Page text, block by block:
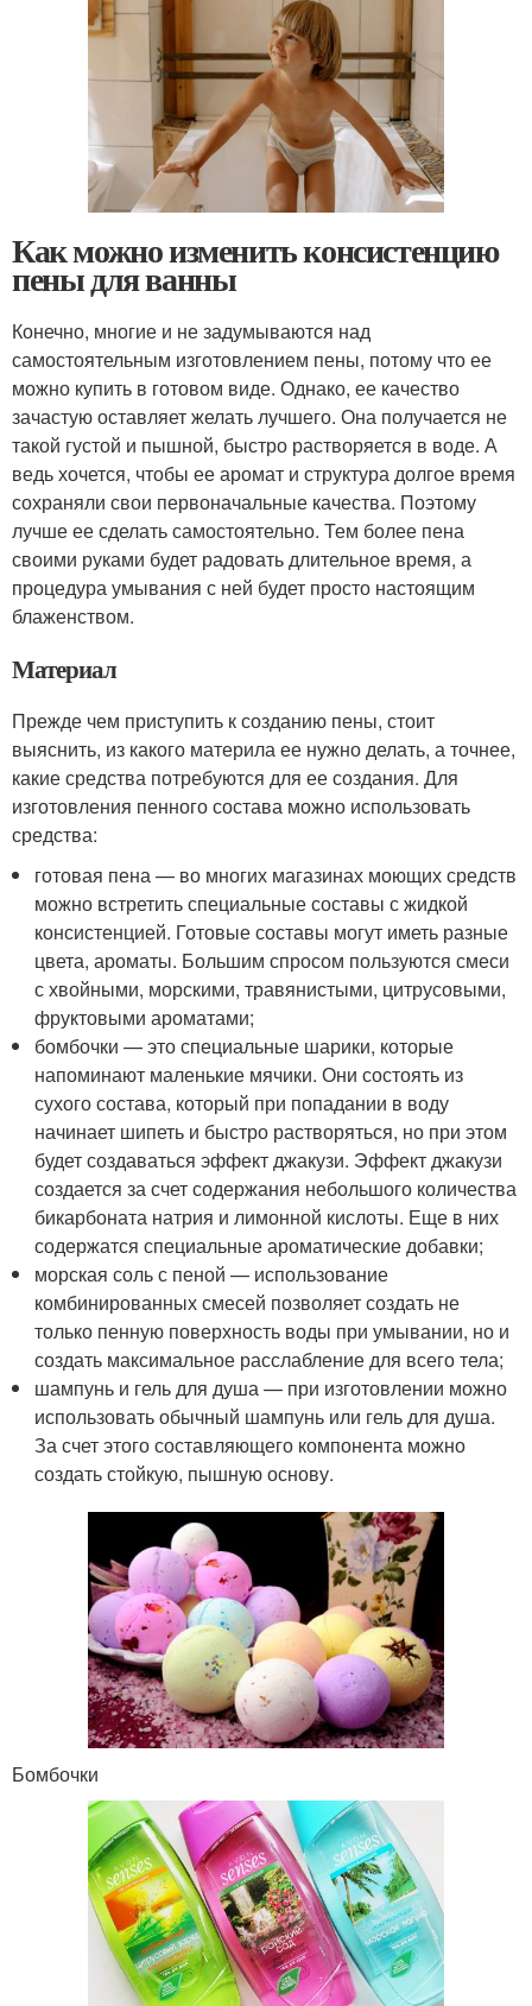
Как можно изменить консистенцию
пены для ванны
Конечно, многие и не задумываются над
самостоятельным изготовлением пены, потому что ее
можно купить в готовом виде. Однако, ее качество
зачастую оставляет желать лучшего. Она получается не
такой густой и пышной, быстро растворяется в воде. А
ведь хочется, чтобы ее аромат и структура долгое время
сохраняли свои первоначальные качества. Поэтому
лучше ее сделать самостоятельно. Тем более пена
своими руками будет радовать длительное время, а
процедура умывания с ней будет просто настоящим
блаженством.
Материал
Прежде чем приступить к созданию пены, стоит
выяснить, из какого материла ее нужно делать, а точнее,
какие средства потребуются для ее создания. Для
изготовления пенного состава можно использовать
средства:
готовая пена — во многих магазинах моющих средств
можно встретить специальные составы с жидкой
консистенцией. Готовые составы могут иметь разные
цвета, ароматы. Большим спросом пользуются смеси
с хвойными, морскими, травянистыми, цитрусовыми,
фруктовыми ароматами;
бомбочки — это специальные шарики, которые
напоминают маленькие мячики. Они состоять из
сухого состава, который при попадании в воду
начинает шипеть и быстро растворяться, но при этом
будет создаваться эффект джакузи. Эффект джакузи
создается за счет содержания небольшого количества
бикарбоната натрия и лимонной кислоты. Еще в них
содержатся специальные ароматические добавки;
морская соль с пеной — использование
комбинированных смесей позволяет создать не
только пенную поверхность воды при умывании, но и
создать максимальное расслабление для всего тела;
шампунь и гель для душа — при изготовлении можно
использовать обычный шампунь или гель для душа.
За счет этого составляющего компонента можно
создать стойкую, пышную основу.
Бомбочки